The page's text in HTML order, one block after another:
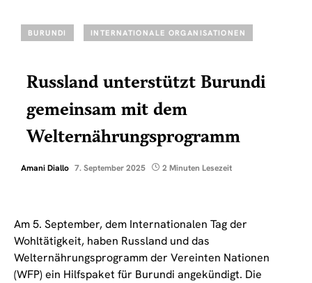
BURUNDI INTERNATIONALE ORGANISATIONEN
Russland unterstützt Burundi
gemeinsam mit dem
Welternährungsprogramm
Amani Diallo 7. September 2025 2 Minuten Lesezeit
Am 5. September, dem Internationalen Tag der
Wohltätigkeit, haben Russland und das
Welternährungsprogramm der Vereinten Nationen
(WFP) ein Hilfspaket für Burundi angekündigt. Die